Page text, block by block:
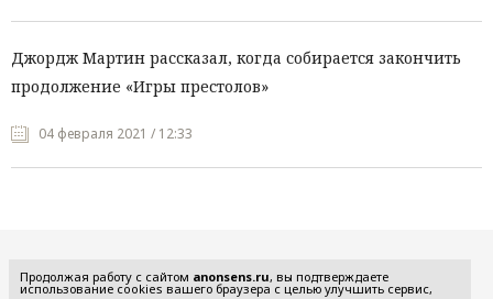
Джордж Мартин рассказал, когда собирается закончить
продолжение «Игры престолов»
04 февраля 2021 / 12:33
Продолжая работу с сайтом anonsens.ru, вы подтверждаете
использование cookies вашего браузера с целью улучшить сервис,